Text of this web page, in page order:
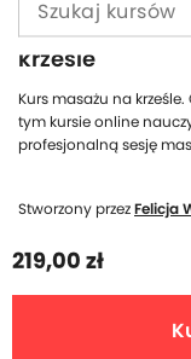
Mobilny
krześle
Kurs masażu na
tym kursie online
profesjonalną sesję
Stworzony przezFelicja
219,00 zł